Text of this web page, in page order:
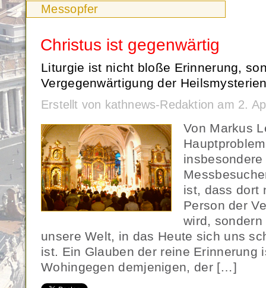
Messopfer
Christus ist gegenwärtig
Liturgie ist nicht bloße Erinnerung,
Vergegenwärtigung der
Erstellt von kathnews-Redaktion am 2.
Von Markus
ist, dass dort
Person der
wird,
unsere Welt, in das Heute sich uns
ist. Ein Glauben der reine Erinnerung
Wohingegen demjenigen, der […]